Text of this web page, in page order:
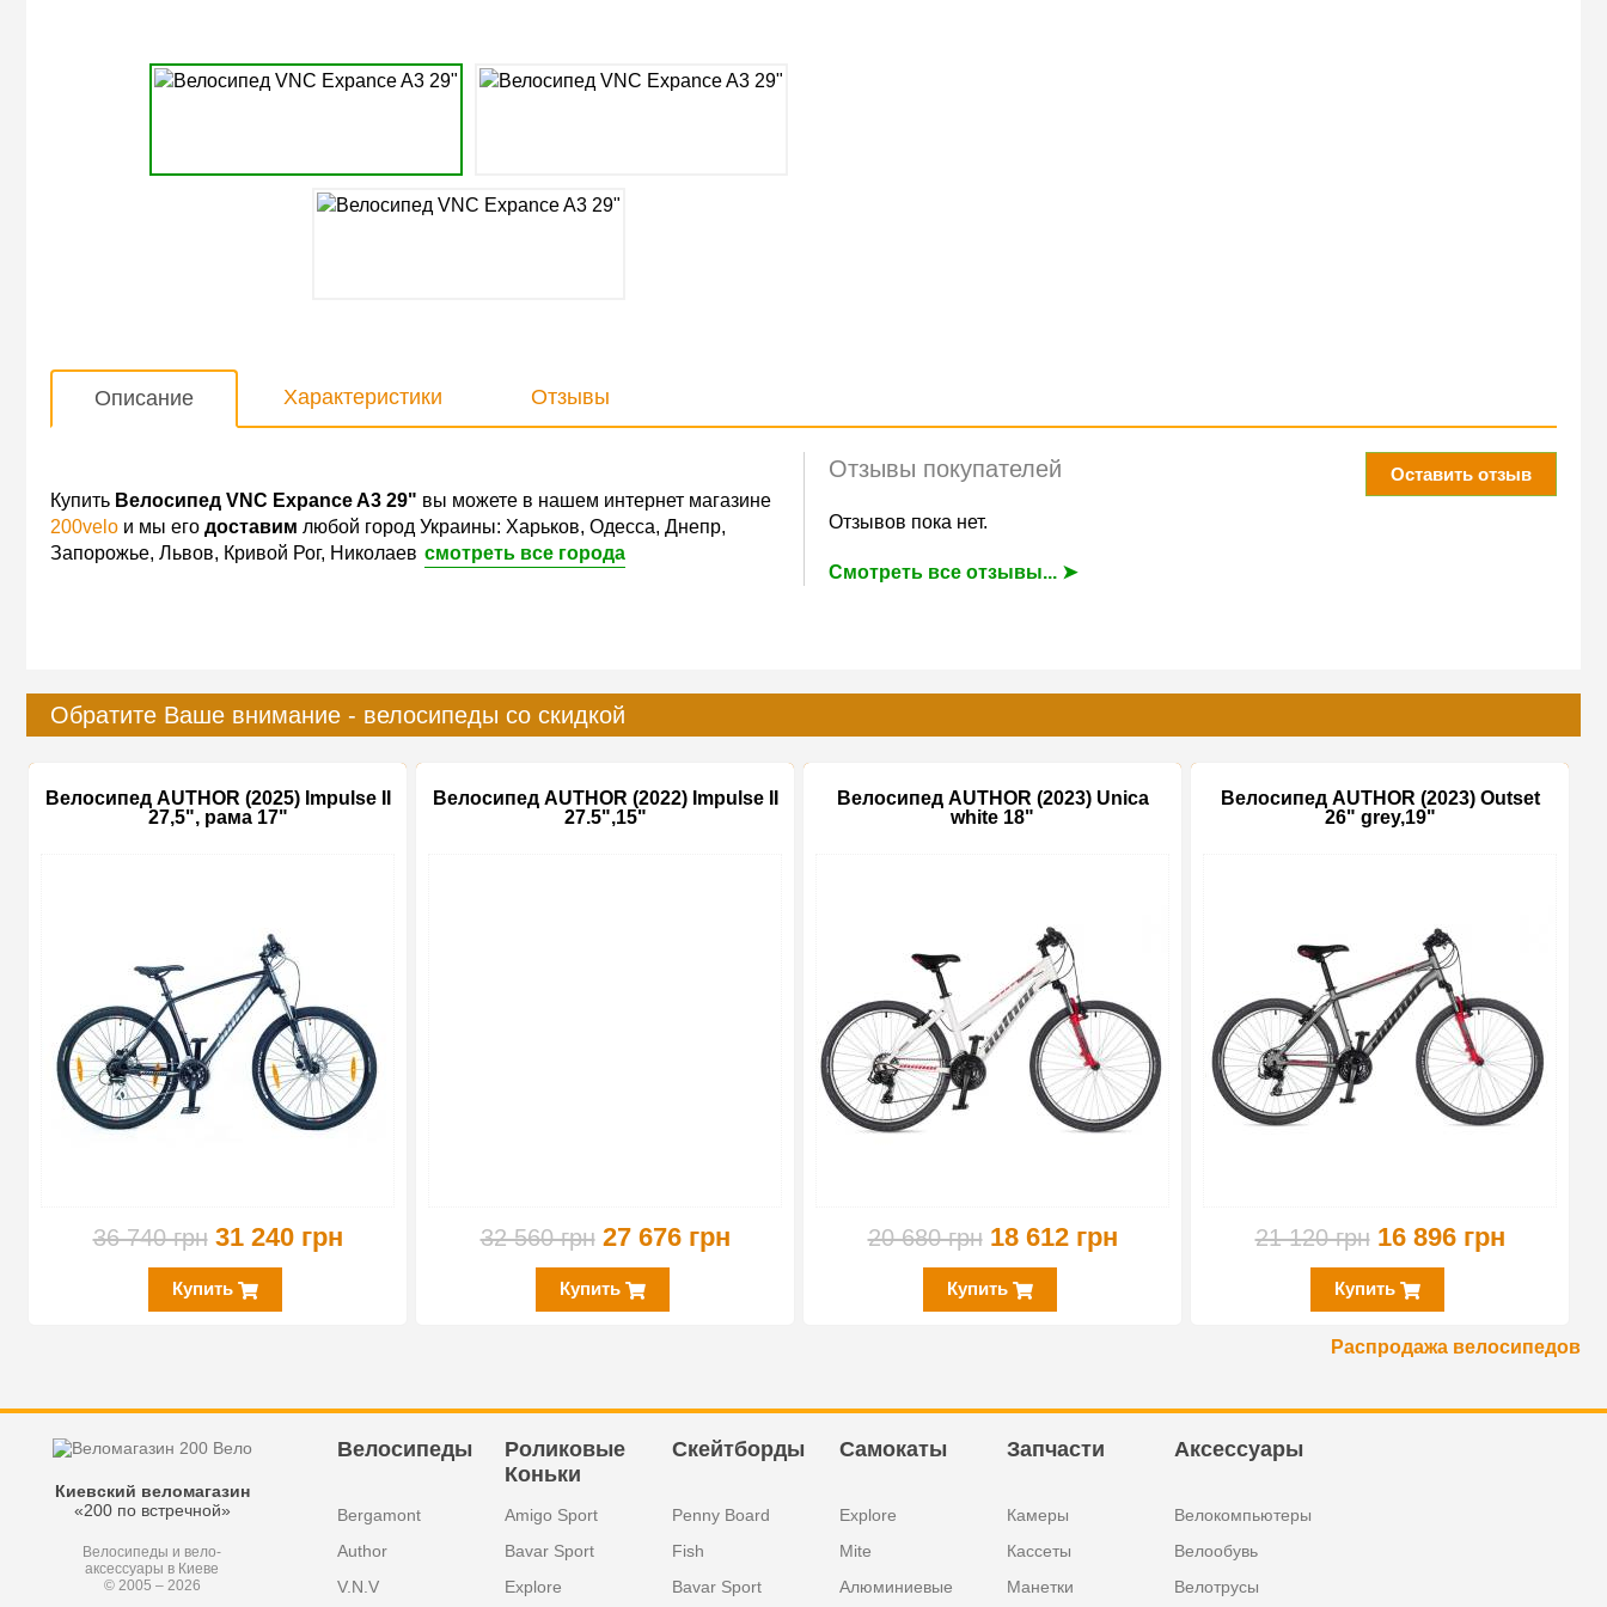
Описание Характеристики Отзывы
Оставить отзыв
Отзывы покупателей
Отзывов пока нет.
Смотреть все отзывы... ➤
Купить Велосипед VNC Expance A3 29" вы можете в нашем интернет магазине
200velo и мы его доставим любой город Украины: Харьков, Одесса, Днепр,
Запорожье, Львов, Кривой Рог, Николаев смотреть все города
Обратите Ваше внимание - велосипеды со скидкой
Велосипед AUTHOR (2025) Impulse II
27,5", рама 17"
36 740 грн 31 240 грн
Купить
Велосипед AUTHOR (2022) Impulse II
27.5",15"
32 560 грн 27 676 грн
Купить
Велосипед AUTHOR (2023) Unica
white 18"
20 680 грн 18 612 грн
Купить
Велосипед AUTHOR (2023) Outset
26" grey,19"
21 120 грн 16 896 грн
Купить
Распродажа велосипедов
Киевский веломагазин
«200 по встречной»
Велосипеды и вело-
аксессуары в Киеве
© 2005 – 2026
Велосипеды
Bergamont
Author
V.N.V
Роликовые
Коньки
Amigo Sport
Bavar Sport
Explore
Скейтборды
Penny Board
Fish
Bavar Sport
Самокаты
Explore
Mite
Алюминиевые
Запчасти
Камеры
Кассеты
Манетки
Аксессуары
Велокомпьютеры
Велообувь
Велотрусы